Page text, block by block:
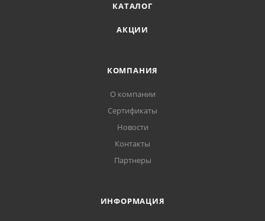
КАТАЛОГ
АКЦИИ
КОМПАНИЯ
О компании
Сертификаты
Новости
Контакты
Партнеры
ИНФОРМАЦИЯ